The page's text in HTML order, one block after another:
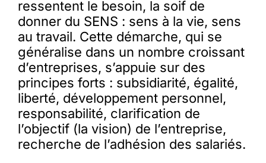
ressentent le besoin, la soif de
donner du SENS : sens à la vie, sens
au travail. Cette démarche, qui se
généralise dans un nombre croissant
d’entreprises, s’appuie sur des
principes forts : subsidiarité, égalité,
liberté, développement personnel,
responsabilité, clarification de
l’objectif (la vision) de l’entreprise,
recherche de l’adhésion des salariés.